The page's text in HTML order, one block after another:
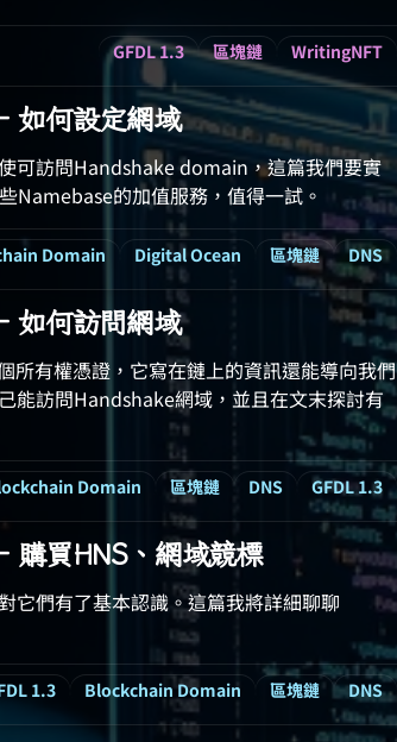
GFDL 1.3 區塊鏈 WritingNFT
如何設定網域
可訪問Handshake domain，這篇我們要實
Namebase的加值服務，值得一試。
Domain Digital Ocean 區塊鏈 DNS
如何訪問網域
所有權憑證，它寫在鏈上的資訊還能導向我們
能訪問Handshake網域，並且在文末探討有
Domain 區塊鏈 DNS GFDL 1.3
買HNS、網域競標
它們有了基本認識。這篇我將詳細聊聊
1.3 Blockchain Domain 區塊鏈 DNS